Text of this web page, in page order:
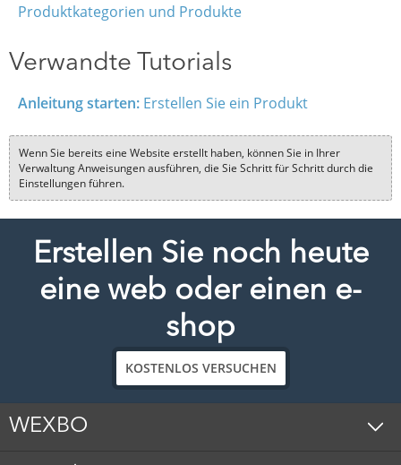
Produktkategorien und Produkte
Verwandte Tutorials
Anleitung starten: Erstellen Sie ein Produkt
Wenn Sie bereits eine Website erstellt haben, können Sie in Ihrer
Verwaltung Anweisungen ausführen, die Sie Schritt für Schritt durch die
Einstellungen führen.
Erstellen Sie noch heute
eine web oder einen e-
shop
KOSTENLOS VERSUCHEN
WEXBO